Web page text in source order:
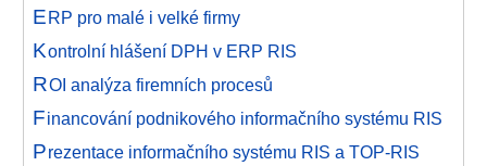
ERP pro malé i velké firmy
Kontrolní hlášení DPH v ERP RIS
ROI analýza firemních procesů
Financování podnikového informačního systému RIS
Prezentace informačního systému RIS a TOP-RIS